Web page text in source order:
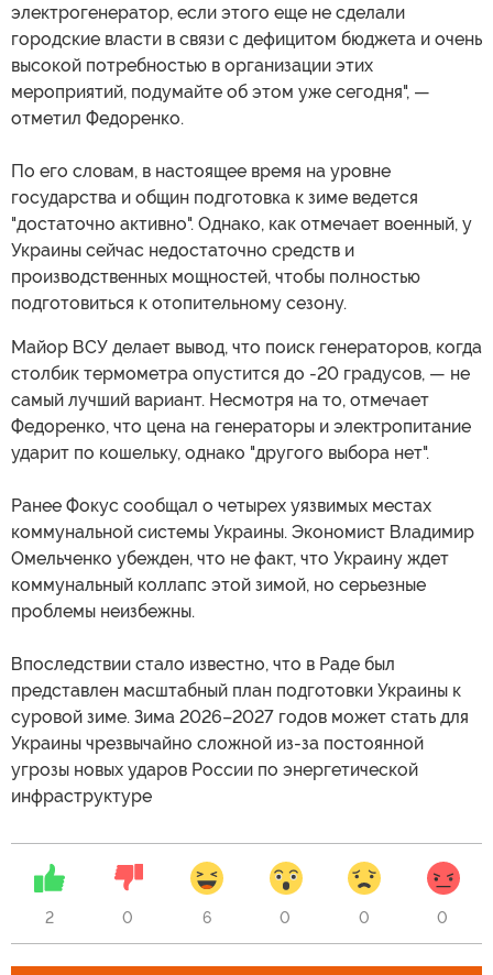
электрогенератор, если этого еще не сделали
городские власти в связи с дефицитом бюджета и очень
высокой потребностью в организации этих
мероприятий, подумайте об этом уже сегодня", —
отметил Федоренко.
По его словам, в настоящее время на уровне
государства и общин подготовка к зиме ведется
"достаточно активно". Однако, как отмечает военный, у
Украины сейчас недостаточно средств и
производственных мощностей, чтобы полностью
подготовиться к отопительному сезону.
Майор ВСУ делает вывод, что поиск генераторов, когда
столбик термометра опустится до -20 градусов, — не
самый лучший вариант. Несмотря на то, отмечает
Федоренко, что цена на генераторы и электропитание
ударит по кошельку, однако "другого выбора нет".
Ранее Фокус сообщал о четырех уязвимых местах
коммунальной системы Украины. Экономист Владимир
Омельченко убежден, что не факт, что Украину ждет
коммунальный коллапс этой зимой, но серьезные
проблемы неизбежны.
Впоследствии стало известно, что в Раде был
представлен масштабный план подготовки Украины к
суровой зиме. Зима 2026–2027 годов может стать для
Украины чрезвычайно сложной из-за постоянной
угрозы новых ударов России по энергетической
инфраструктуре
2 0 6 0 0 0